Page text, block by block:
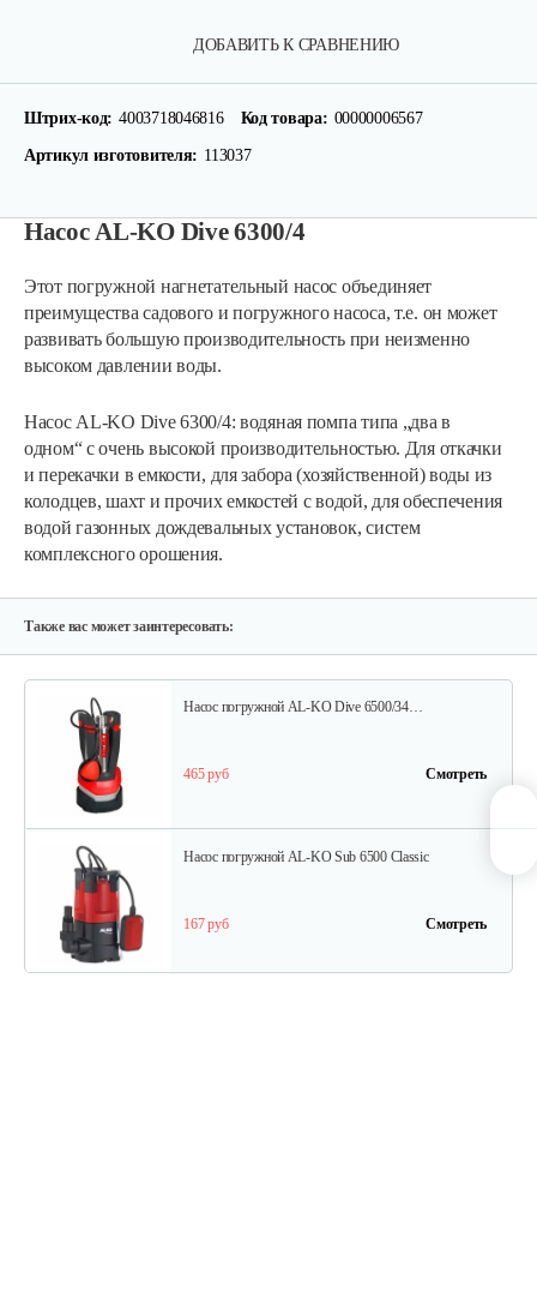
ДОБАВИТЬ К СРАВНЕНИЮ
Штрих-код: 4003718046816 Код товара: 00000006567
Артикул изготовителя: 113037
Насос AL-KO Dive 6300/4
Этот погружной нагнетательный насос объединяет
преимущества садового и погружного насоса, т.е. он может
развивать большую производительность при неизменно
высоком давлении воды.
Насос AL-KO Dive 6300/4: водяная помпа типа „два в
одном“ с очень высокой производительностью. Для откачки
и перекачки в емкости, для забора (хозяйственной) воды из
колодцев, шахт и прочих емкостей с водой, для обеспечения
водой газонных дождевальных установок, систем
комплексного орошения.
Также вас может заинтересовать:
300 руб Смотреть
Насос погружной AL-KO Drain 10000 Comfort
275 руб
Насос погружной AL-KO Dive 6500/34…
465 руб Смотреть
Насос погружной AL-KO Sub 6500 Classic
167 руб Смотреть